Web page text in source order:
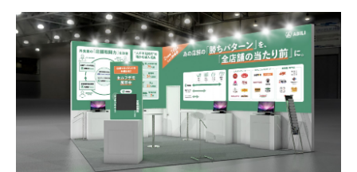
採用情報
SNAPSHOT